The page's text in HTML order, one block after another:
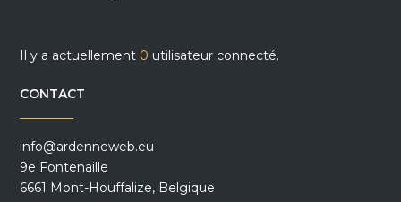
Il y a actuellement 0 utilisateur connecté.
CONTACT
info@ardenneweb.eu
9e Fontenaille
6661 Mont-Houffalize, Belgique